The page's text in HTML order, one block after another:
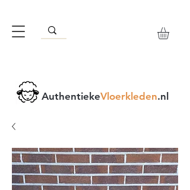
AuthentiekeVloerkleden.nl